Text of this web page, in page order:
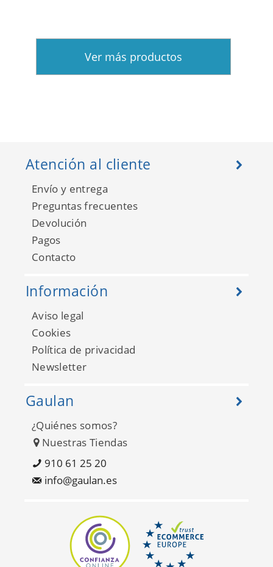
Ver más productos
Atención al cliente
Envío y entrega
Preguntas frecuentes
Devolución
Pagos
Contacto
Información
Aviso legal
Cookies
Política de privacidad
Newsletter
Gaulan
¿Quiénes somos?
Nuestras Tiendas
910 61 25 20
info@gaulan.es